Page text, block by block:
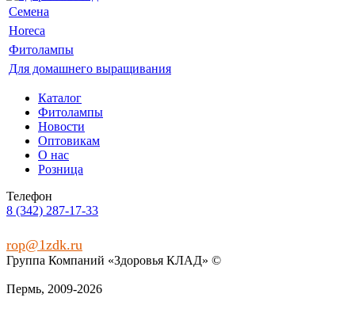
Семена
Horeca
Фитолампы
Для домашнего выращивания
Каталог
Фитолампы
Новости
Оптовикам
О нас
Розница
Телефон
8 (342) 287-17-33
rop@1zdk.ru
Группа Компаний «Здоровья КЛАД» ©
Пермь, 2009‑2026